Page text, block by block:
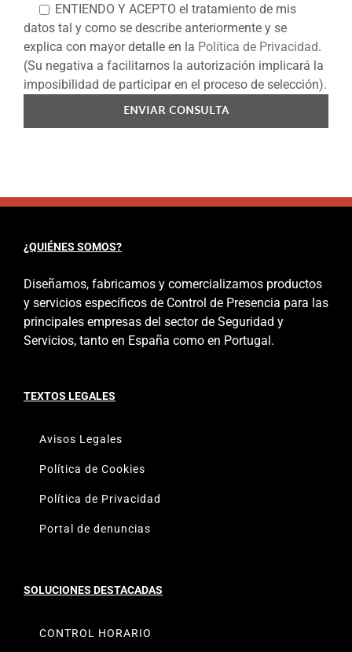
ENTIENDO Y ACEPTO el tratamiento de mis
datos tal y como se describe anteriormente y se
explica con mayor detalle en la Política de Privacidad.
(Su negativa a facilitarnos la autorización implicará la
imposibilidad de participar en el proceso de selección).
ENVIAR CONSULTA
¿QUIÉNES SOMOS?
Diseñamos, fabricamos y comercializamos productos
y servicios específicos de Control de Presencia para las
principales empresas del sector de Seguridad y
Servicios, tanto en España como en Portugal.
TEXTOS LEGALES
Avisos Legales
Política de Cookies
Política de Privacidad
Portal de denuncias
SOLUCIONES DESTACADAS
CONTROL HORARIO